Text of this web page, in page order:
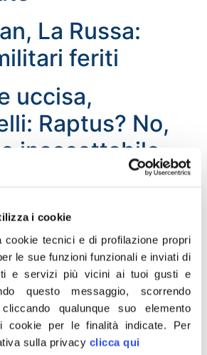
i cookie
cookie tecnici e di profilazione propri
le sue funzioni funzionali e inviati di
e servizi più vicini ai tuoi gusti e
questo messaggio, scorrendo
qualunque suo elemento
cookie per le finalità indicate. Per
sulla privacy clicca qui
La Russa:
feriti
uccisa,
Raptus? No,
inaccettabile
è stato un minorenne. La pena
monito per tutti. La società deve
atti così gravi senza trovare
che mai devono essere
aspetto che la vittima non sparisca
penale […]
Ilva rispetti i